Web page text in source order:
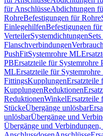
für AnschlüsseAbdichtungen
RohreBefestigungen für Rohre
EinlegehilfenBefestigungen
VerteilerSystemdichtungen
Flanschverbindungen
PushFitSystemrohre ML
PBErsatzteile für Systemrohre
MLErsatzteile für
FittingsKupplungenErsatzteile
KupplungenReduktionen
ReduktionenWinkelErsatzteile
StückeÜbergänge unlösbar
unlösbarÜbergänge und
Übergänge und Verbindungen,